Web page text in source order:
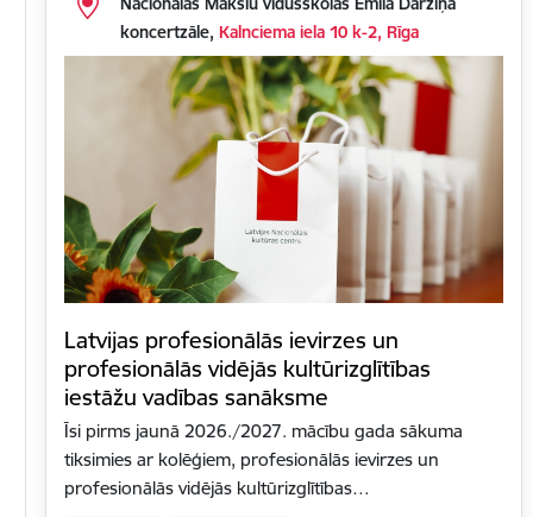
koncertzāle, Kalnciema iela 10 k-2, Rīga
Latvijas profesionālās ievirzes un
profesionālās vidējās kultūrizglītības
iestāžu vadības sanāksme
Īsi pirms jaunā 2026./2027. mācību gada sākuma
tiksimies ar kolēģiem, profesionālās ievirzes un
profesionālās vidējās kultūrizglītības…